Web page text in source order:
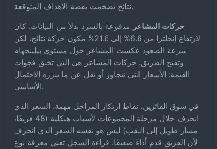
نتائج تضخمت بقصة الأهداف المتوقعة.
حركات المشاعر مدفوعة بالسرد بدلاً من البيانات. كان
لارتفاع إنجلترا من 6.6% إلى 21.6% مكون حركة نتائج، لكن
سرعة الصعود عكست المشاعر حول مستوى بيلينجهام
وتفتح الطريق. حركات المشاعر هي التي تخلق فجوات
القيمة: الأسعار التي تتجاوز أو تقل عن ما يبرره الاحتمال
الأساسي.
في سوق الفائزين، نقاط ارتكاز المراحل مهمة. السعر الذي
انجرف خلال مرحلة المجموعات لأسباب هيكلية (48 فريقًا،
مسار طويل إلى اللقب) ليس هو نفسه السعر الذي انجرف
لأن الفريق قدم أداءً ضعيفًا. قراءة السجل تعني معرفة نوع